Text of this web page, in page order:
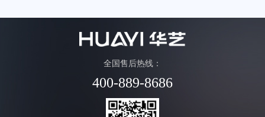
全国售后热线：
400-889-8686